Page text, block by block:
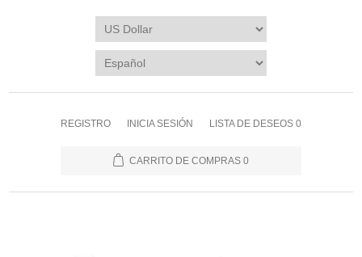
REGISTRO INICIA SESIÓN LISTA DE DESEOS 0
CARRITO DE COMPRAS 0